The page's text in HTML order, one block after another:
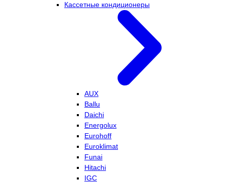
Кассетные кондиционеры
AUX
Ballu
Daichi
Energolux
Eurohoff
Euroklimat
Funai
Hitachi
IGC